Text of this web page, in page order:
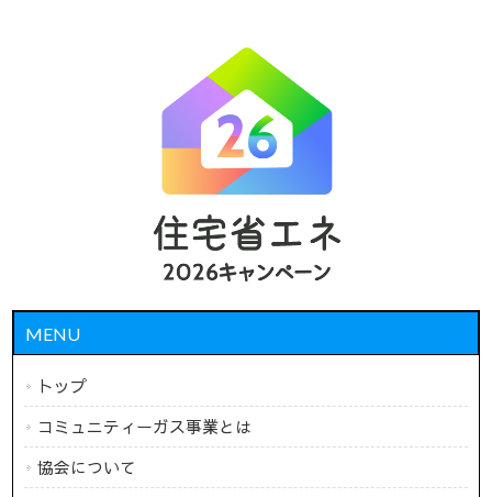
MENU
トップ
コミュニティーガス事業とは
協会について